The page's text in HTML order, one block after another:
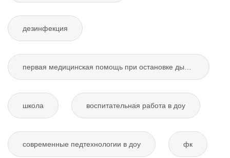
дезинфекция
школа воспитательная работа в доу
современные педтехнологии в доу фк